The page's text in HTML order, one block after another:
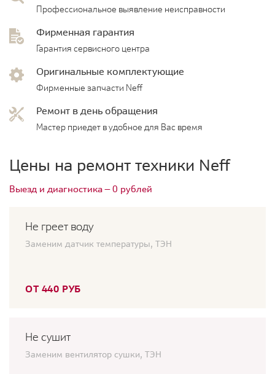
Профессиональное выявление неисправности
Фирменная гарантия
Гарантия сервисного центра
Оригинальные комплектующие
Фирменные запчасти Neff
Ремонт в день обращения
Мастер приедет в удобное для Вас время
Цены на ремонт техники Neff
Выезд и диагностика — 0 рублей
Не греет воду
Заменим датчик температуры, ТЭН
ОТ 440 РУБ
Не сушит
Заменим вентилятор сушки, ТЭН